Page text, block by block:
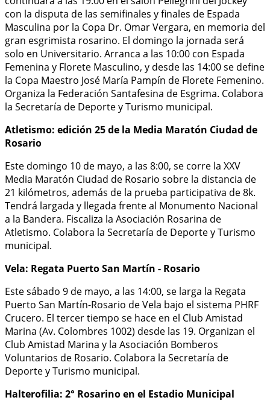
con la disputa de las semifinales y finales de Espada
Masculina por la Copa Dr. Omar Vergara, en memoria del
gran esgrimista rosarino. El domingo la jornada será
solo en Universitario. Arranca a las 10:00 con Espada
Femenina y Florete Masculino, y desde las 14:00 se define
la Copa Maestro José María Pampín de Florete Femenino.
Organiza la Federación Santafesina de Esgrima. Colabora
la Secretaría de Deporte y Turismo municipal.
Atletismo: edición 25 de la Media Maratón Ciudad de
Rosario
Este domingo 10 de mayo, a las 8:00, se corre la XXV
Media Maratón Ciudad de Rosario sobre la distancia de
21 kilómetros, además de la prueba participativa de 8k.
Tendrá largada y llegada frente al Monumento Nacional
a la Bandera. Fiscaliza la Asociación Rosarina de
Atletismo. Colabora la Secretaría de Deporte y Turismo
municipal.
Vela: Regata Puerto San Martín - Rosario
Este sábado 9 de mayo, a las 14:00, se larga la Regata
Puerto San Martín-Rosario de Vela bajo el sistema PHRF
Crucero. El tercer tiempo se hace en el Club Amistad
Marina (Av. Colombres 1002) desde las 19. Organizan el
Club Amistad Marina y la Asociación Bomberos
Voluntarios de Rosario. Colabora la Secretaría de
Deporte y Turismo municipal.
Halterofilia: 2° Rosarino en el Estadio Municipal